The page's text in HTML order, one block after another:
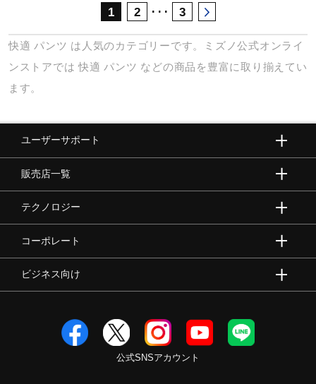
1 2 ･･･ 3
快適 パンツ は人気のカテゴリーです。ミズノ公式オンライ
ンストアでは快適 パンツ などの商品を豊富に取り揃えてい
ます。
ユーザーサポート
販売店一覧
テクノロジー
コーポレート
ビジネス向け
公式SNSアカウント